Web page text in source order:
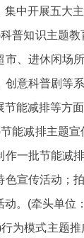
中开展五大主
知识主题教育
市、进休闲场
创意科普剧等
节能减排等方
减排主题宣传
作一批节能减
色宣传活动；
动。(牵头单位
模式主题推广